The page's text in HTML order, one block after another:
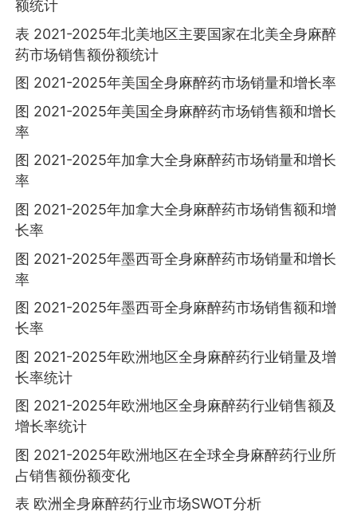
额统计
表 2021-2025年北美地区主要国家在北美全身麻醉
药市场销售额份额统计
图 2021-2025年美国全身麻醉药市场销量和增长率
图 2021-2025年美国全身麻醉药市场销售额和增长
率
图 2021-2025年加拿大全身麻醉药市场销量和增长
率
图 2021-2025年加拿大全身麻醉药市场销售额和增
长率
图 2021-2025年墨西哥全身麻醉药市场销量和增长
率
图 2021-2025年墨西哥全身麻醉药市场销售额和增
长率
图 2021-2025年欧洲地区全身麻醉药行业销量及增
长率统计
图 2021-2025年欧洲地区全身麻醉药行业销售额及
增长率统计
图 2021-2025年欧洲地区在全球全身麻醉药行业所
占销售额份额变化
表 欧洲全身麻醉药行业市场SWOT分析